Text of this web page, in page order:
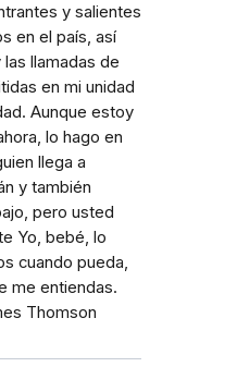
y salientes
en el país, así
llamadas de
en mi unidad
Aunque estoy
lo hago en
llega a
y también
pero usted
Yo, bebé, lo
cuando pueda,
me entiendas.
Thomson